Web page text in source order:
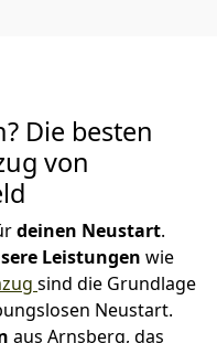
Die besten
von
deinen Neustart.
Leistungen wie
sind die Grundlage
Neustart.
aus Arnsberg, das